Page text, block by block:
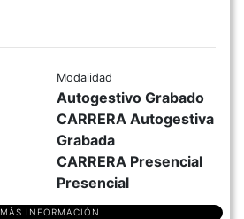
Modalidad
Autogestivo Grabado
CARRERA Autogestiva
Grabada
CARRERA Presencial
Presencial
MÁS INFORMACIÓN